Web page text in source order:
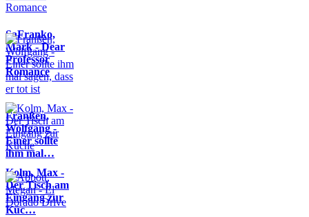
SaFranko,
Mark - Dear
Professor
Romance
Franßen,
Wolfgang -
Einer sollte
ihm mal…
Kolm, Max -
Der Tisch am
Eingang zur
Küc…